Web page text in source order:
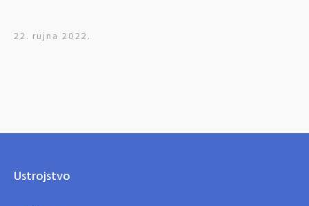
22. rujna 2022.
Ustrojstvo